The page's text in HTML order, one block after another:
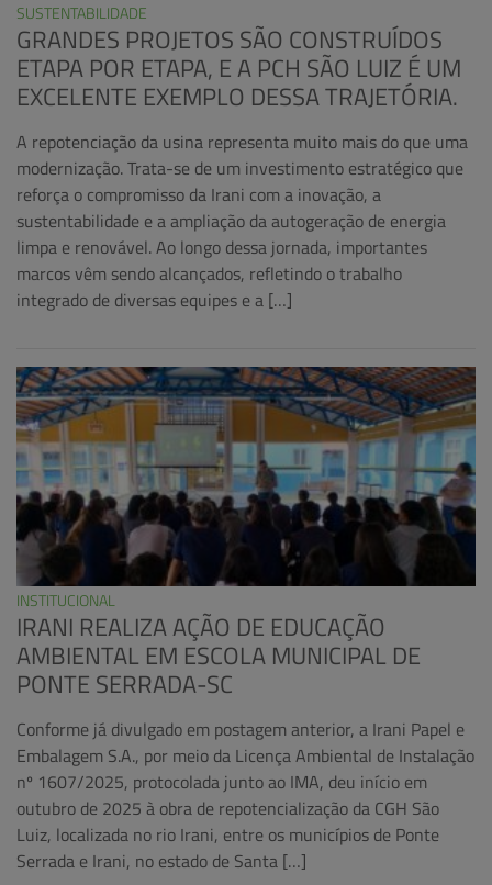
SUSTENTABILIDADE
GRANDES PROJETOS SÃO CONSTRUÍDOS
ETAPA POR ETAPA, E A PCH SÃO LUIZ É UM
EXCELENTE EXEMPLO DESSA TRAJETÓRIA.
A repotenciação da usina representa muito mais do que uma
modernização. Trata-se de um investimento estratégico que
reforça o compromisso da Irani com a inovação, a
sustentabilidade e a ampliação da autogeração de energia
limpa e renovável. Ao longo dessa jornada, importantes
marcos vêm sendo alcançados, refletindo o trabalho
integrado de diversas equipes e a […]
INSTITUCIONAL
IRANI REALIZA AÇÃO DE EDUCAÇÃO
AMBIENTAL EM ESCOLA MUNICIPAL DE
PONTE SERRADA-SC
Conforme já divulgado em postagem anterior, a Irani Papel e
Embalagem S.A., por meio da Licença Ambiental de Instalação
nº 1607/2025, protocolada junto ao IMA, deu início em
outubro de 2025 à obra de repotencialização da CGH São
Luiz, localizada no rio Irani, entre os municípios de Ponte
Serrada e Irani, no estado de Santa […]